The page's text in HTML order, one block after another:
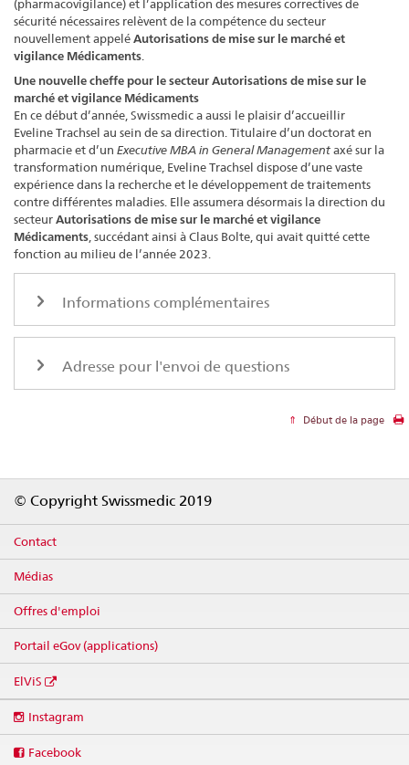
(pharmacovigilance) et l’application des mesures correctives de
sécurité nécessaires relèvent de la compétence du secteur
nouvellement appeléAutorisations de mise sur le marché et
vigilance Médicaments
Une nouvelle cheffe pour le secteur Autorisations de mise sur le
marché et vigilance Médicaments
En ce début d’année, Swissmedic a aussi le plaisir d’accueillir
Eveline Trachsel au sein de sa direction. Titulaire d’un doctorat en
pharmacie et d’un Executive MBA in General Managementaxé sur la
transformation numérique, Eveline Trachsel dispose d’une vaste
expérience dans la recherche et le développement de traitements
contre différentes maladies. Elle assumera désormais la direction du
secteurAutorisations de mise sur le marché et vigilance
Médicaments , succédant ainsi à Claus Bolte, qui avait quitté cette
fonction au milieu de l’année 2023.
Informations complémentaires
Adresse pour l'envoi de questions
Début de la page
© Copyright Swissmedic 2019
Contact
Médias
Offres d'emploi
Portail eGov (applications)
ElViS
media
Instagram
Facebook